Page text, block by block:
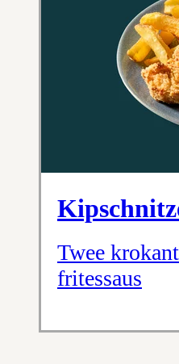
Twee
fritessaus